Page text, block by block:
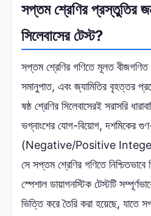
সপ্তম শ্রেণির প্রস্তুতির
সিলেবাসের টেস্ট?
সপ্তম শ্রেণির গণিতে মূলত
সমানুপাত, এবং জ্যামিতির বৃহত্তর
ষষ্ঠ শ্রেণির সিলেবাসেরই সরাসরি
ভগ্নাংশের যোগ-বিয়োগ, দশমিকের গুণ-
(Negative/Positive Integers)
সে সপ্তম শ্রেণির গণিতে
স্পেশাল ডায়াগনস্টিক টেস্টটি
ভিত্তি করে তৈরি করা হয়েছে, যাতে